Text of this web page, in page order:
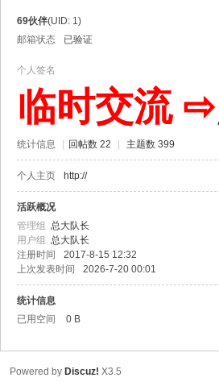
69伙伴(UID: 1)
邮箱状态
已验证
个人签名
临时交流 ⇨
统计信息 回帖数 22 主题数 399
个人主页 http://
活跃概况
管理组 总大队长
用户组 总大队长
注册时间
2017-8-15 12:32
上次发表时间
2026-7-20 00:01
统计信息
已用空间
0 B
Powered by Discuz! X3.5